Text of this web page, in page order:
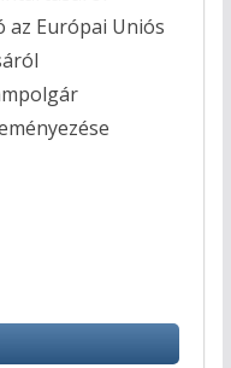
az Európai Uniós